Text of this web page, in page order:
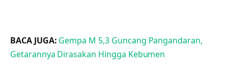
BACA JUGA: Gempa M 5,3 Guncang Pangandaran,
Getarannya Dirasakan Hingga Kebumen